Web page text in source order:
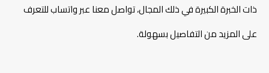
ذات الخبرة الكبيرة في ذلك المجال، تواصل معنا عبر واتساب للتعرف
على المزيد من التفاصيل بسهولة.